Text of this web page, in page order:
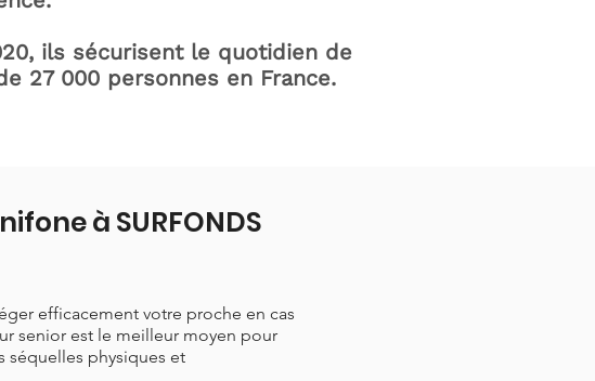
ils sécurisent le quotidien de
27 000 personnes en France.
à SURFONDS
efficacement votre proche en cas
senior est le meilleur moyen pour
séquelles physiques et